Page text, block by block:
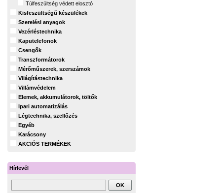
Túlfeszültség védett elosztó
Kisfeszültségű készülékek
Szerelési anyagok
Vezérléstechnika
Kaputelefonok
Csengők
Transzformátorok
Mérőműszerek, szerszámok
Világítástechnika
Villámvédelem
Elemek, akkumulátorok, töltők
Ipari automatizálás
Légtechnika, szellőzés
Egyéb
Karácsony
AKCIÓS TERMÉKEK
Hírlevél